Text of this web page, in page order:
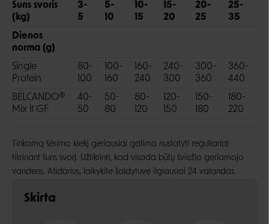
Šuns svoris
(kg)
3-
5
5-
10
10-
15
15-
20
20-
25
25-
35
Dienos
norma (g)
Single
Protein
80-
100
100-
160
160-
240
240-
300
300-
360
360-
440
BELCANDO®
Mix it GF
40-
50
50-
80
80-
120
120-
150
150-
180
180-
220
Tinkamą šėrimo kiekį geriausiai galima nustatyti reguliariai
tikrinant šuns svorį. Užtikrinti, kad visada būtų šviežio geriamojo
vandens. Atidarius, laikykite šaldytuve ilgiausiai 24 valandas.
Skirta